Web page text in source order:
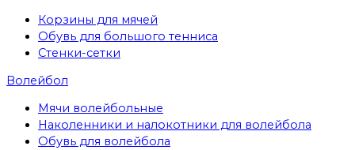
Корзины для мячей
Обувь для большого тенниса
Стенки-сетки
Волейбол
Мячи волейбольные
Наколенники и налокотники для волейбола
Обувь для волейбола